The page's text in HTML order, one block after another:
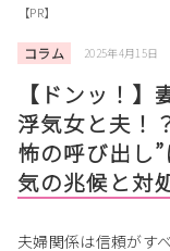
【PR】
コラム 2025年4月15日
【ドンッ！
浮気女と夫！
怖の呼び出し
気の兆候と対
夫婦関係は信頼がす